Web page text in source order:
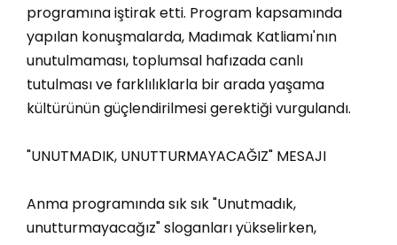
programına iştirak etti. Program kapsamında
yapılan konuşmalarda, Madımak Katliamı'nın
unutulmaması, toplumsal hafızada canlı
tutulması ve farklılıklarla bir arada yaşama
kültürünün güçlendirilmesi gerektiği vurgulandı.
"UNUTMADIK, UNUTTURMAYACAĞIZ" MESAJI
Anma programında sık sık "Unutmadık,
unutturmayacağız" sloganları yükselirken,